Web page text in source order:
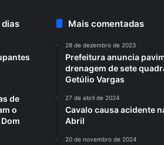
de
o
Mais comentadas
28 de dezembro de 2023
Prefeitura anuncia
drenagem de sete
Getúlio Vargas
27 de abril de 2024
Cavalo causa acidente
Abril
20 de novembro de 2024